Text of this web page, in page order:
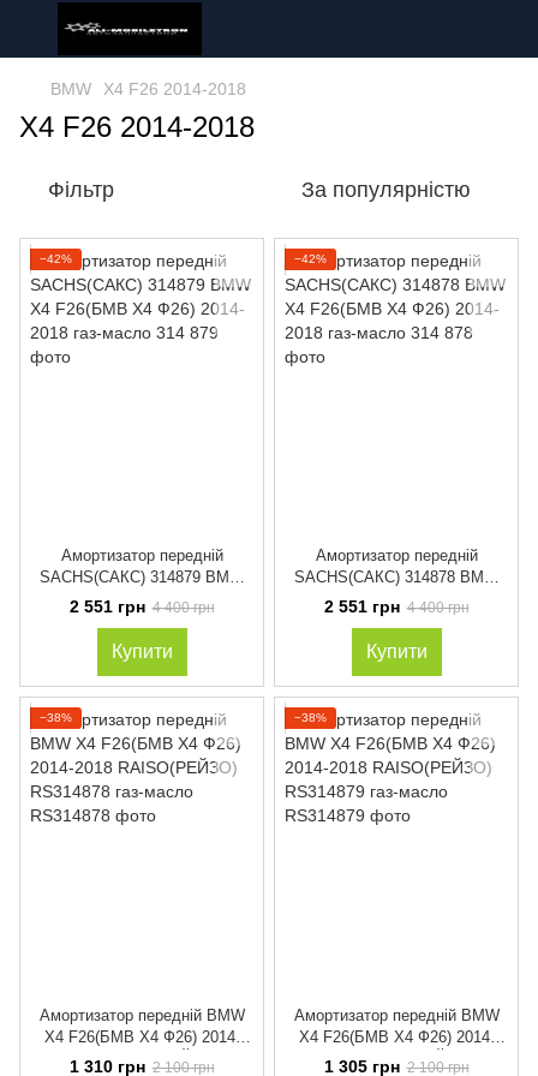
BMW X4 F26 2014-2018
X4 F26 2014-2018
Фільтр За популярністю
−42%
Амортизатор передній
SACHS(САКС) 314879 BMW
X4 F26(БМВ Х4 Ф26) 2014-
2018 газ-масло
2 551 грн 4 400 грн
Купити
−42%
Амортизатор передній
SACHS(САКС) 314878 BMW
X4 F26(БМВ Х4 Ф26) 2014-
2018 газ-масло
2 551 грн 4 400 грн
Купити
−38%
Амортизатор передній BMW
X4 F26(БМВ Х4 Ф26) 2014-
2018 RAISO(РЕЙЗО)
1 310 грн 2 100 грн
−38%
Амортизатор передній BMW
X4 F26(БМВ Х4 Ф26) 2014-
2018 RAISO(РЕЙЗО)
1 305 грн 2 100 грн